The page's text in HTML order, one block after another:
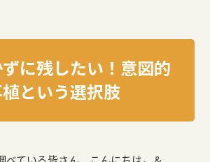
に残したい！意図的
という選択肢